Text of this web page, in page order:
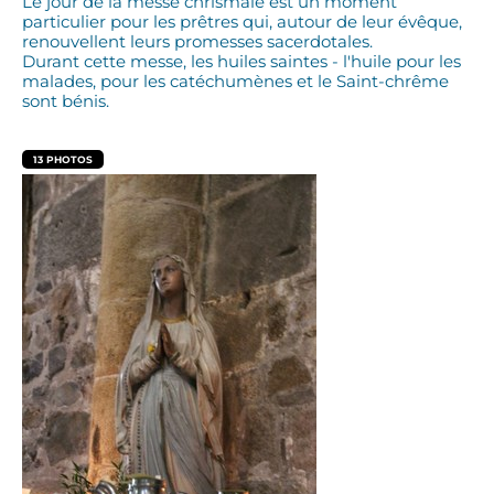
particulier pour les prêtres qui, autour de leur évêque,
renouvellent leurs promesses sacerdotales.
Durant cette messe, les huiles saintes - l'huile pour les
malades, pour les catéchumènes et le Saint-chrême
sont bénis.
13 PHOTOS